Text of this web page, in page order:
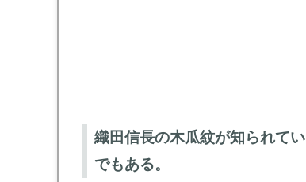
織田信長の木瓜紋が知られて
でもある。